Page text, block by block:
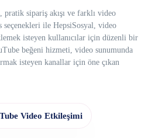
sipariş akışı ve farklı video
seçenekleri ile HepsiSosyal, video
isteyen kullanıcılar için düzenli bir
beğeni hizmeti, video sunumunda
isteyen kanallar için öne çıkan
Video Etkileşimi